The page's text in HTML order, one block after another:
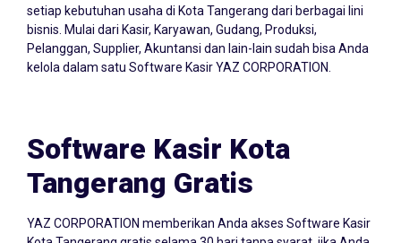
setiap kebutuhan usaha di Kota Tangerang dari berbagai lini
bisnis. Mulai dari Kasir, Karyawan, Gudang, Produksi,
Pelanggan, Supplier, Akuntansi dan lain-lain sudah bisa Anda
kelola dalam satu Software Kasir YAZ CORPORATION.
Software Kasir Kota
Tangerang Gratis
YAZ CORPORATION memberikan Anda akses Software Kasir